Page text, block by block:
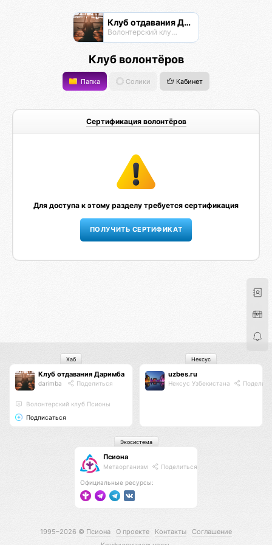
Клуб отдавания Даримба
Волонтерский клуб Псионы
Клуб волонтёров
Папка Солики Кабинет
Сертификация волонтёров
Для доступа к этому разделу требуется сертификация
ПОЛУЧИТЬ СЕРТИФИКАТ
Клуб отдавания Даримба
darimba Поделиться
Волонтерский клуб Псионы
Подписаться
Хаб
uzbes.ru
Нексус Узбекистана
Нексус
Псиона
Метаорганизм Поделиться
Официальные ресурсы:
Экосистема
1995–2026 © Псиона О проекте Контакты
Соглашение